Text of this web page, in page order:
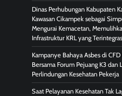
Dinas Perhubungan Kabupaten
Kawasan Cikampek sebagai
Mengurai Kemacetan,
Infrastruktur KRL yang
Kampanye Bahaya Asbes di
Bersama Forum Pejuang K3 dan
Perlindungan Kesehatan Pekerja
Saat Pelayanan Kesehatan Tak